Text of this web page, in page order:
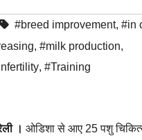
#breed improvement, #in
, #milk production,
, #Training
। ओडिशा से आए 25 पशु